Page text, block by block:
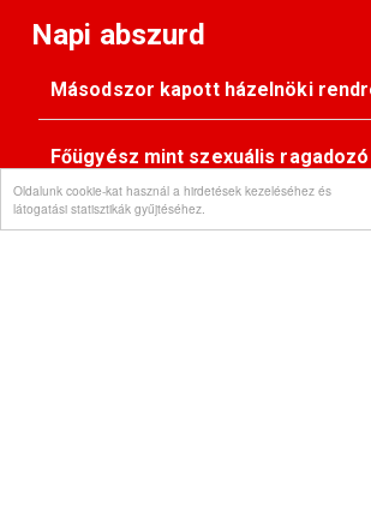
Oldalunk cookie-kat használ a hirdetések kezeléséhez és
látogatási statisztikák gyűjtéséhez.
Napi abszurd
Másodszor kapott házelnöki
Főügyész mint szexuális ragadozó
Pimasz önkényúr